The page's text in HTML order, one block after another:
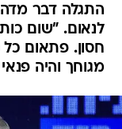
התגלה דבר
לנאום. "שום
חסון. פתאום
מגוחך והיה